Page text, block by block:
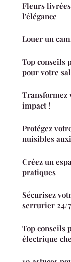
Fleurs
l'élégance
Louer un
Top conseils
pour votre
Transformez
impact !
Protégez
nuisibles
Créez un
pratiques
Sécurisez
serrurier 24/7
Top conseils
électrique